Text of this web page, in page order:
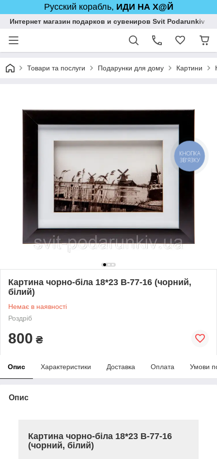
Русский корабль, ИДИ НА Х@Й
Интернет магазин подарков и сувениров Svit Podarunkiv
Товари та послуги Подарунки для дому Картини
Картина чорно-біла 18*23 B-77-16 (чорний,
білий)
Немає в наявності
Роздріб
800 ₴
Опис Характеристики Доставка Оплата Умови
Опис
Картина чорно-біла 18*23 B-77-16
(чорний, білий)
КНОПКА
ЗВ'ЯЗКУ